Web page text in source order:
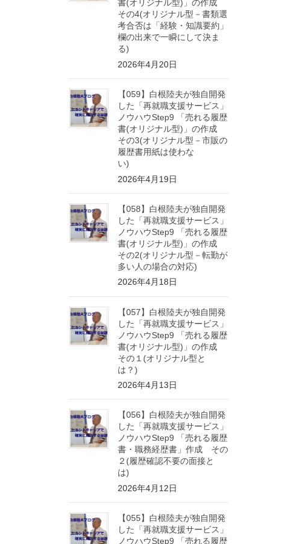
書(オリジナル型)」の作成
その4(オリジナル型－書類選
考合否は「経験・知識要約」
欄の出来で一瞬にして決ま
る)
2026年4月20日
【059】白根陸夫が独自開発
した「再就職支援サービス」
ノウハウStep9 「売れる履歴
書(オリジナル型)」の作成
その3(オリジナル型－市販の
履歴書用紙は使わな
い)
2026年4月19日
【058】白根陸夫が独自開発
した「再就職支援サービス」
ノウハウStep9 「売れる履歴
書(オリジナル型)」の作成
その2(オリジナル型－転勤が
多い人の場合の対応)
2026年4月18日
【057】白根陸夫が独自開発
した「再就職支援サービス」
ノウハウStep9 「売れる履歴
書(オリジナル型)」の作成
その１(オリジナル型と
は？)
2026年4月13日
【056】白根陸夫が独自開発
した「再就職支援サービス」
ノウハウStep9 「売れる履歴
書・職務経歴書」作成 その
２(履歴確認不要の面接と
は)
2026年4月12日
【055】白根陸夫が独自開発
した「再就職支援サービス」
ノウハウStep9 「売れる履歴